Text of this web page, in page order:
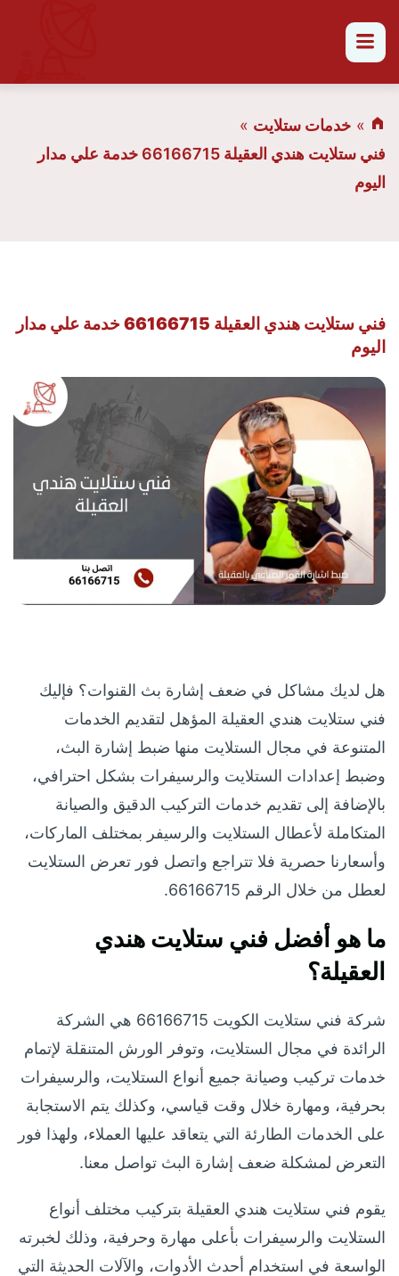
خدمات ستلايت
فني ستلايت هندي العقيلة 66166715 خدمة علي مدار
اليوم
فني ستلايت هندي العقيلة 66166715 خدمة علي مدار
اليوم
هل لديك مشاكل في ضعف إشارة بث القنوات؟ فإليك
فني ستلايت هندي العقيلة المؤهل لتقديم الخدمات
المتنوعة في مجال الستلايت منها ضبط إشارة البث،
وضبط إعدادات الستلايت والرسيفرات بشكل احترافي،
بالإضافة إلى تقديم خدمات التركيب الدقيق والصيانة
المتكاملة لأعطال الستلايت والرسيفر بمختلف الماركات،
وأسعارنا حصرية فلا تتراجع واتصل فور تعرض الستلايت
لعطل من خلال الرقم 66166715.
ما هو أفضل فني ستلايت هندي
العقيلة؟
شركة فني ستلايت الكويت 66166715 هي الشركة
الرائدة في مجال الستلايت، وتوفر الورش المتنقلة لإتمام
خدمات تركيب وصيانة جميع أنواع الستلايت، والرسيفرات
بحرفية، ومهارة خلال وقت قياسي، وكذلك يتم الاستجابة
على الخدمات الطارئة التي يتعاقد عليها العملاء، ولهذا فور
التعرض لمشكلة ضعف إشارة البث تواصل معنا.
يقوم فني ستلايت هندي العقيلة بتركيب مختلف أنواع
الستلايت والرسيفرات بأعلى مهارة وحرفية، وذلك لخبرته
الواسعة في استخدام أحدث الأدوات، والآلات الحديثة التي